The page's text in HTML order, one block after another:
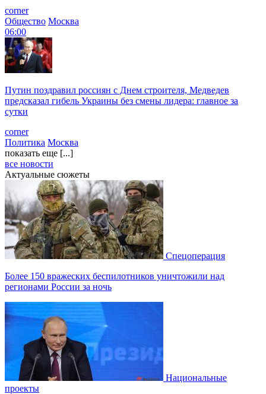
corner
Общество Москва
06:00
Путин поздравил россиян с Днем строителя, Медведев
предсказал гибель Украины без смены лидера: главное за
сутки
corner
Политика Москва
показать еще [...]
все новости
Актуальные сюжеты
Спецоперация
Более 150 вражеских беспилотников уничтожили над
регионами России за ночь
Национальные
проекты